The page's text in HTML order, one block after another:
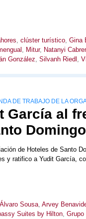
, clúster turístico, Gina
, Mitur, Natanyi
González, Silvanh Riedl ,
DE TRABAJO DE LA
García al
Domingo
de Hoteles de Santo
y ratifico a Yudit García,
Álvaro Sousa, Arvey
Suites by Hilton, Grupo